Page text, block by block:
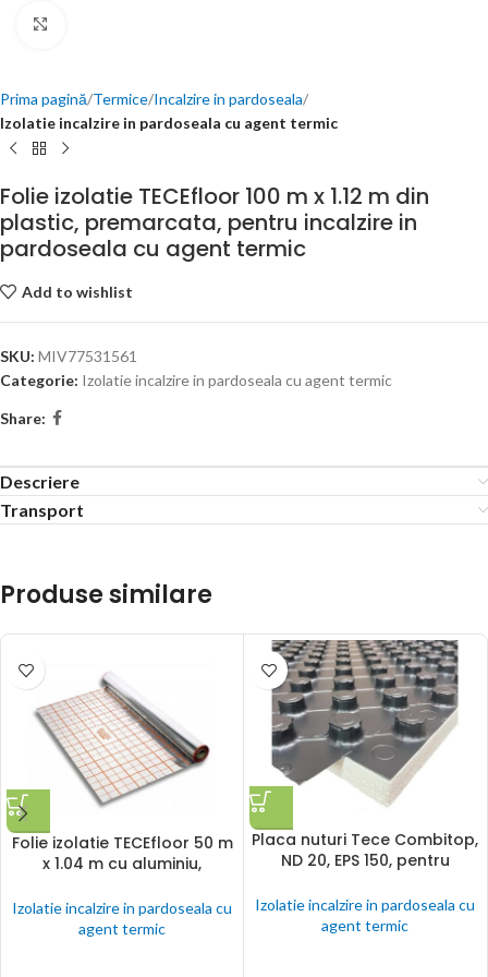
Prima pagină Termice Incalzire in pardoseala
Izolatie incalzire in pardoseala cu agent termic
Folie izolatie TECEfloor 100 m x 1.12 m din
plastic, premarcata, pentru incalzire in
pardoseala cu agent termic
Add to wishlist
SKU: MIV77531561
Categorie: Izolatie incalzire in pardoseala cu agent termic
Share:
Descriere
Transport
Produse similare
Folie izolatie TECEfloor 50 m
x 1.04 m cu aluminiu,
in pardoseala cu agent
termic
Izolatie incalzire in pardoseala cu
agent termic
Placa nuturi Tece Combitop,
ND 20, EPS 150, pentru
agent termic
Izolatie incalzire in pardoseala cu
agent termic